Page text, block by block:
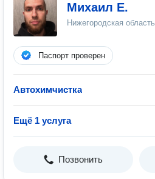
Михаил Е.
Нижегородская область
Паспорт проверен
Автохимчистка
Ещё 1 услуга
Позвонить